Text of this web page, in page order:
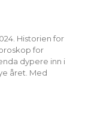
Historien for
for
dypere inn i
året. Med